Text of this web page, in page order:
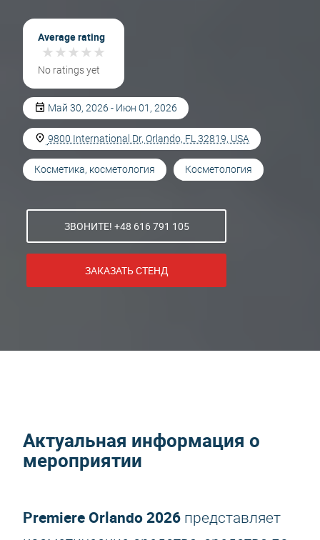
Average rating
★★★★★
★★★★★
No ratings yet
Май 30, 2026 - Июн 01, 2026
9800 International Dr, Orlando, FL 32819, USA
Косметика, косметология Косметология
ЗВОНИТЕ! +48 616 791 105
ЗАКАЗАТЬ СТЕНД
Актуальная информация о
мероприятии
Premiere Orlando 2026 представляет